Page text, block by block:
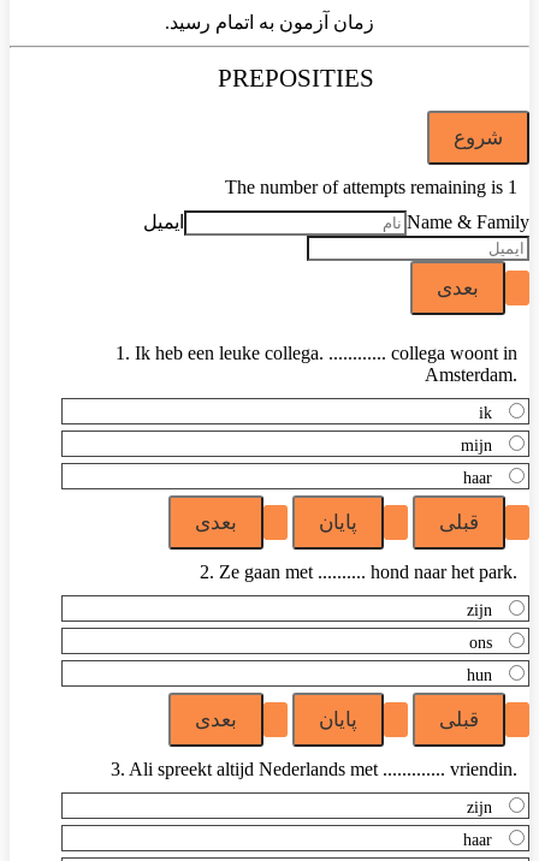
زمان آزمون به اتمام رسید.
PREPOSITIES
The number of attempts remaining is 1
Name & Family
ایمیل
1. Ik heb een leuke collega. ............ collega woont in
Amsterdam.
ik
mijn
haar
2. Ze gaan met .......... hond naar het park.
zijn
ons
hun
3. Ali spreekt altijd Nederlands met ............. vriendin.
zijn
haar